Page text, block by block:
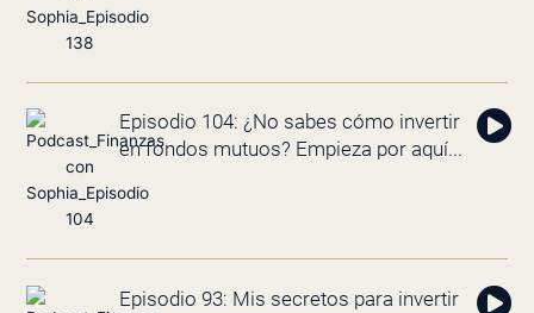
Episodio 104: ¿No sabes cómo invertir
en fondos mutuos? Empieza por aquí...
Episodio 93: Mis secretos para invertir